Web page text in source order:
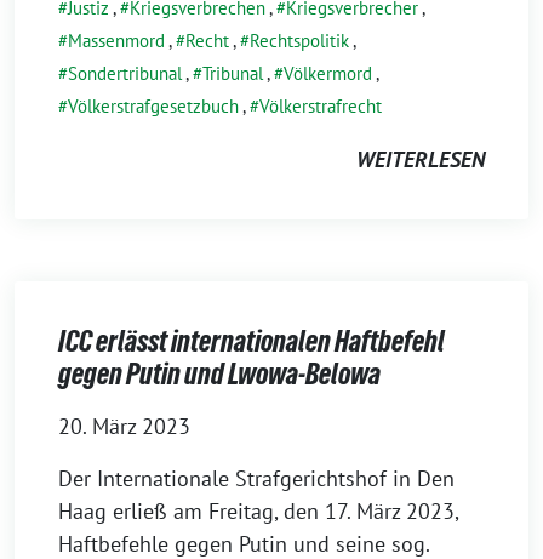
Justiz , Kriegsverbrechen, Kriegsverbrecher,
Massenmord , Recht, Rechtspolitik,
Sondertribunal, Tribunal, Völkermord ,
Völkerstrafgesetzbuch, Völkerstrafrecht
WEITERLESEN
ICC erlässt internationalen Haftbefehl
gegen Putin und Lwowa-Belowa
20. März 2023
Der Internationale Strafgerichtshof in Den
Haag erließ am Freitag, den 17. März 2023,
Haftbefehle gegen Putin und seine sog.